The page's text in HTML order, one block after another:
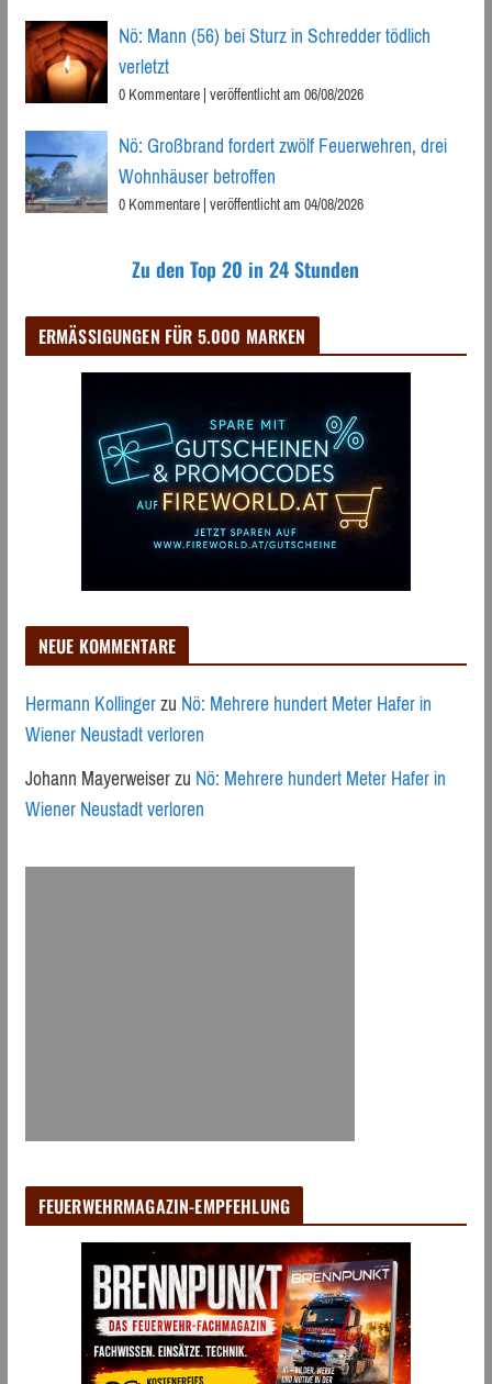
Nö: Mann (56) bei Sturz in Schredder tödlich
verletzt
0 Kommentare|veröffentlicht am 06/08/2026
Nö: Großbrand fordert zwölf Feuerwehren, drei
Wohnhäuser betroffen
0 Kommentare|veröffentlicht am 04/08/2026
Zu den Top 20 in 24 Stunden
ERMÄSSIGUNGEN FÜR 5.000 MARKEN
NEUE KOMMENTARE
Hermann KollingerzuNö: Mehrere hundert Meter Hafer in
Wiener Neustadt verloren
Johann MayerweiserzuNö: Mehrere hundert Meter Hafer in
Wiener Neustadt verloren
FEUERWEHRMAGAZIN-EMPFEHLUNG